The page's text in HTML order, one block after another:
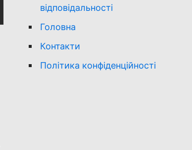
відповідальності
Головна
Контакти
Політика конфіденційності